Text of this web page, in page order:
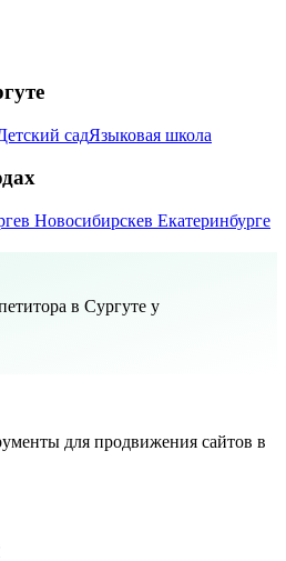
садЯзыковая школа
в Новосибирскев Екатеринбурге
в Сургуте у
для продвижения сайтов в